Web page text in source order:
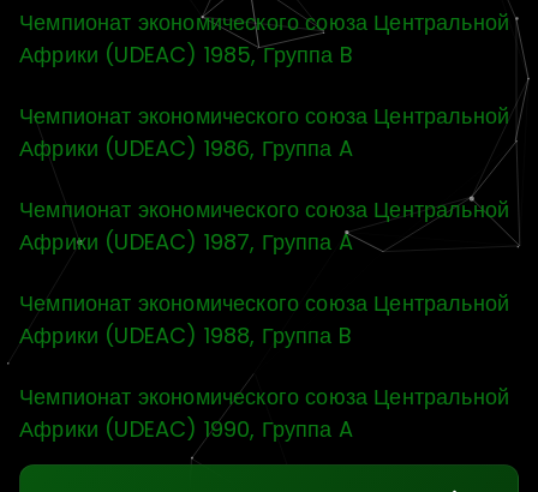
Чемпионат экономического союза Центральной
Африки (UDEAC) 1985, Группа B
Чемпионат экономического союза Центральной
Африки (UDEAC) 1986, Группа A
Чемпионат экономического союза Центральной
Африки (UDEAC) 1987, Группа A
Чемпионат экономического союза Центральной
Африки (UDEAC) 1988, Группа B
Чемпионат экономического союза Центральной
Африки (UDEAC) 1990, Группа A